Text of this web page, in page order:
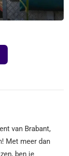
van Brabant,
Met meer dan
ben je